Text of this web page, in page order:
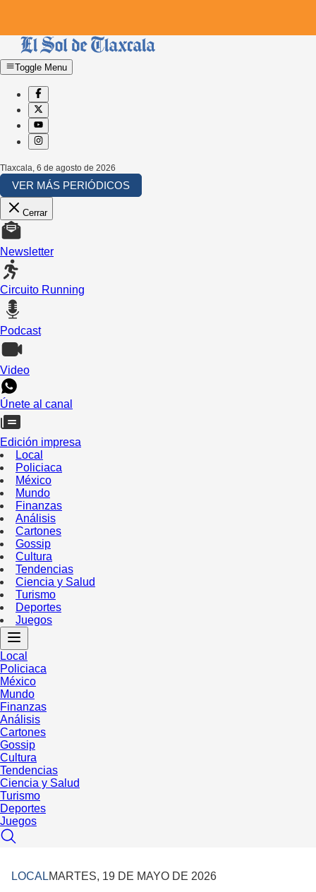
Toggle Menu
Tlaxcala 6 de agosto de 2026
VER MÁS PERIÓDICOS
Cerrar
Newsletter
Circuito Running
Podcast
Video
Únete al canal
Edición impresa
Local
Policiaca
México
Mundo
Finanzas
Análisis
Cartones
Gossip
Cultura
Tendencias
Ciencia y Salud
Turismo
Deportes
Juegos
Local
Policiaca
México
Mundo
Finanzas
Análisis
Cartones
Gossip
Cultura
Tendencias
Ciencia y Salud
Turismo
Deportes
Juegos
LOCALMARTES, 19 DE MAYO DE 2026